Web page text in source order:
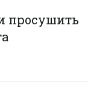
просушить